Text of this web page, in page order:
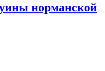
норманской